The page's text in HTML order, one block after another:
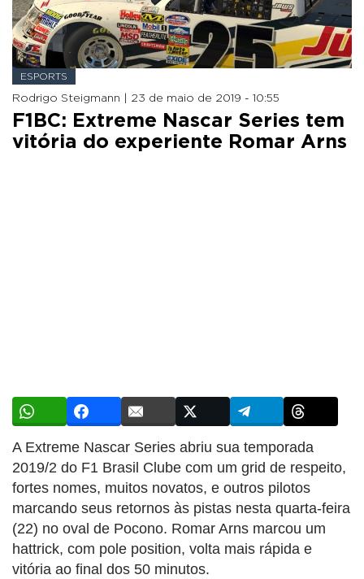
ESPORTS
Rodrigo Steigmann | 23 de maio de 2019 - 10:55
F1BC: Extreme Nascar Series tem
vitória do experiente Romar Arns
A Extreme Nascar Series abriu sua temporada
2019/2 do F1 Brasil Clube com um grid de respeito,
fortes nomes, muitos novatos, e outros pilotos
marcando seus retornos às pistas nesta quarta-feira
(22) no oval de Pocono. Romar Arns marcou um
hattrick, com pole position, volta mais rápida e
vitória ao final dos 50 minutos.